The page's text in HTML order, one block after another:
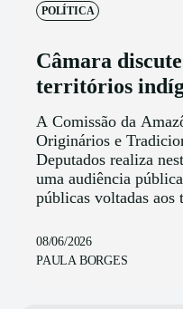
POLÍTICA
Câmara
territórios
A Comissão da
Originários e
Deputados realiza
uma audiência
públicas voltadas
08/06/2026
PAULA BORGES